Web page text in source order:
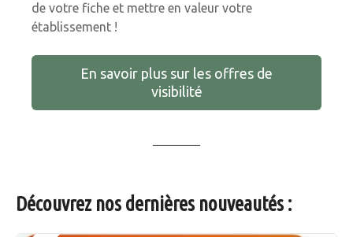
de votre fiche et mettre en valeur votre
établissement !
En savoir plus sur les offres de
visibilité
Découvrez nos dernières nouveautés :